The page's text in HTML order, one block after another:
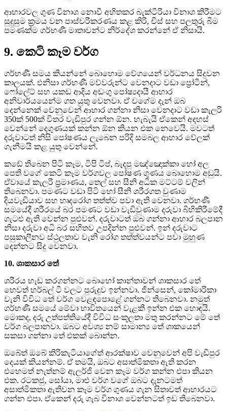
ආහාරවල ගුණ විනාශ නොවී අහිතකර බැක්ටීරියා විනාශ කිරීමට
සුදුසුම ක්‍රමය වන පාස්චරීකරණය කළ කිරි, චීස් සහ පලතුරු බීම
පමණක්ම ගර්භණී මාතාවන්ට නිර්දේශ කරන්නේ ඒ නිසායි.
9. කෙටි කෑම වර්ග
ගර්භණී සමය කියන්නේ බොහොම වේගයෙන් වර්ධනය සිදුවන
කාලයක්. එනිසා ගර්භණී මව්වරුන්ට වෙනදාට වඩා ප්‍රෝටීන්,
ෆෝලේට් සහ යකඩ ආදිය අඩංගු පෝෂ්‍යදායී ආහාර
අනිවාර්යයෙන්ම ගත යුතු වෙනවා. ඒ වගේම දැන් ඔබ
දෙන්නෙක් වෙනුවෙන් ආහාර ගන්නා නිසා වෙනදාට වඩා කැලරි
350ක් 500ක් විතර වැඩිපුර ගන්න ඕන. හැබැයි ඒකෙන් අදහස්
වෙන්නේ දෙගුණයක් කන්න ඕන කියන එක නෙවෙයි. මවටත්
දරුවාටත් නිසි පෝෂණය ලැබෙන පරිදි සමබල ආහාර වේලක්
ගැනීමයි කළ යුතු වෙන්නේ.
කඩේ තිබෙන පිටි කෑම, ටිපි ටිප්, බැදපු මඤ්ඤොක්කා හෝ අල
පෙති වගේ කෙටි කෑම වර්ගවල පෝෂණ ගුණය බොහොම අඩුයි.
ඒවායේ කැලරි ප්‍රමාණය, තෙල් සහ සීනි අධික මට්ටම් වලින්
තිබෙනවා. පමණට වඩා පිටි හෝ සීනි ශරීරගත වුණාම
දියවැඩියාව සහ හෘදරෝග තත්ත්ව පවා ඇති වෙනවා. ගර්භණී
සමයේදී ශරීරයේ බර පමණට වඩා වැඩිවුණාම දරුවා බිහිකිරීමේදී
ගැටළු ඇති වෙන්න පුළුවන්. දරුවාටත් ඔබ ගන්නා ආහාර බලපාන
නිසා දරුවා අධි බර සහිතව උපදින්න පුළුවන්. ඉන් දරුවාට
පසුකාලීනව ස්ථුලතාව වැනි රෝග තත්ත්වයන්ට පවා මුහුණ
දෙන්නට සිදු වෙනවා.
10. ශාකසාර තේ
ශරීරය හැඩ කරගන්නට බොහෝ කාන්තාවන් ශාකසාර තේ
හෙවත් හර්බල් ටී වලට පුරුදුව ඉන්නවා. ජින්සෙන්, කෝමාරිකා
වැනි විවිධ තේ වර්ග වෙළඳපොළේ ගන්නට තිබෙනවා. නමුත්
ගර්භණී සමයේ මේවා භාවිතයෙන් වැළකී ඉන්න එක හොඳයි.
මොකද, දරු උත්පත්තියේදී විවිධ සංකූලතා මතු කරන්නට මේ තේ
වර්ග බලපානවා. ඔබට අවශ්‍ය නම් සාමාන්‍ය තේ ශාකයෙන්
සකසා ගන්නා තේ එකක් බොන්න.
ඔබේත් ඔබේ කිරිකැටියාගේත් ආරක්ෂාව වෙනුවෙන් අපි වැඩිපුර
දෙයක් කියන්නම්. ඒ තමයි, ඔබට අසාත්මිකතා ඇති කරන
එහෙමත් නැත්නම් ඇලර්ජි වෙන කෑම වර්ග කන්න එපා කියන
එක. රටකජු, සෝයා, මාළු වර්ග වගේ ඔබට දැනටමත්
අසාත්මිකතා ඇතිවන කෑම වර්ග ගුණය ගැන සිතාවත් ආහාරයට
ගන්න එපා. ඒකෙන් දරු ගැබ විනාශ වෙන්නටත් ඉඩ තිබෙනවා.